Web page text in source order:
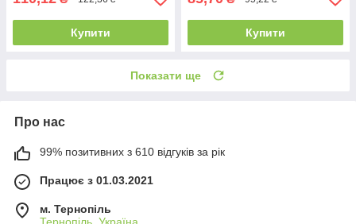
Купити Купити
Показати ще
Про нас
99% позитивних з 610 відгуків за рік
Працює з 01.03.2021
м. Тернопіль